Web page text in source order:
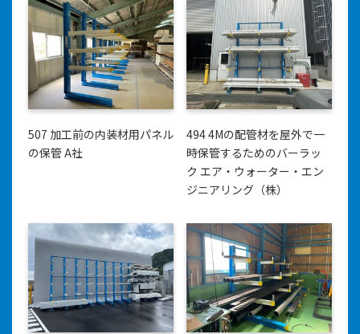
507 加工前の内装材用パネル
の保管 A社
494 4Mの配管材を屋外で一
時保管するためのバーラッ
ク エア・ウォーター・エン
ジニアリング（株）